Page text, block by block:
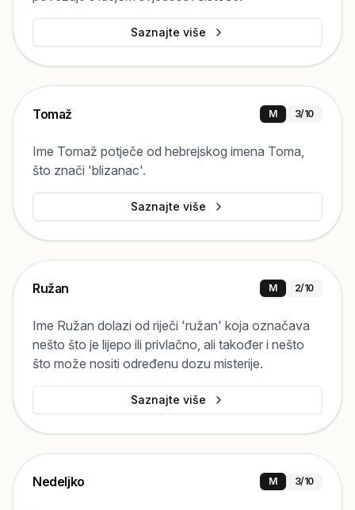
Saznajte više
Tomaž M 3/10
Ime Tomaž potječe od hebrejskog imena Toma,
što znači 'blizanac'.
Saznajte više
Ružan M 2/10
Ime Ružan dolazi od riječi 'ružan' koja označava
nešto što je lijepo ili privlačno, ali također i nešto
što može nositi određenu dozu misterije.
Saznajte više
Nedeljko M 3/10